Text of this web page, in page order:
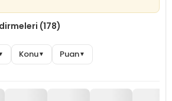
(178)
Konu▼ Puan▼